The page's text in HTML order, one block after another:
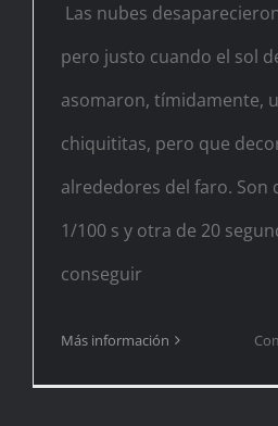
Las nubes
pero justo cuando el sol
asomaron, tímidamente,
chiquititas, pero que
alrededores del faro. Son
1/100 s y otra de 20
conseguir
Más información